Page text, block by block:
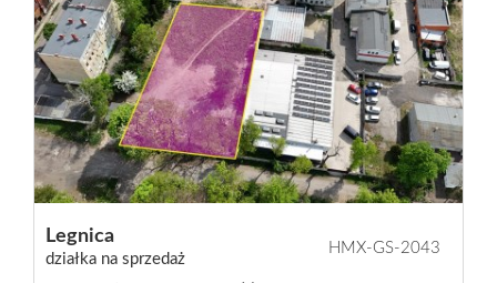
Legnica
działka na sprzedaż
HMX-GS-2043